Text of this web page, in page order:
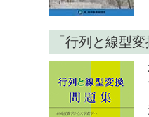
「行列と線型変